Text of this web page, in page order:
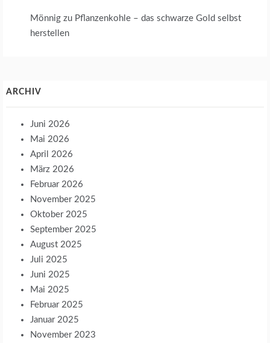
Mönnig zu Pflanzenkohle – das schwarze Gold selbst
herstellen
ARCHIV
Juni 2026
Mai 2026
April 2026
März 2026
Februar 2026
November 2025
Oktober 2025
September 2025
August 2025
Juli 2025
Juni 2025
Mai 2025
Februar 2025
Januar 2025
November 2023